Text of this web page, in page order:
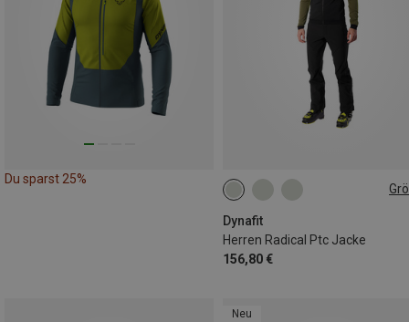
Du sparst 25%
Dynafit
Herren Radical Ptc Jacke
156,80 €
S M L
Neu